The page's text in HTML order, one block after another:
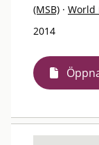
(MSB) · World
2014